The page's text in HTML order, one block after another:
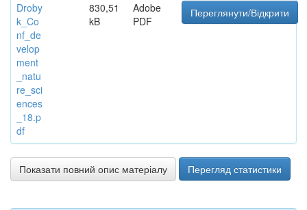
Droby
k_Co
nf_de
velop
ment
_natu
re_sci
ences
_18.p
df
830,51
kB
Adobe
PDF
Переглянути/Відкрити
Показати повний опис матеріалу Перегляд статистики